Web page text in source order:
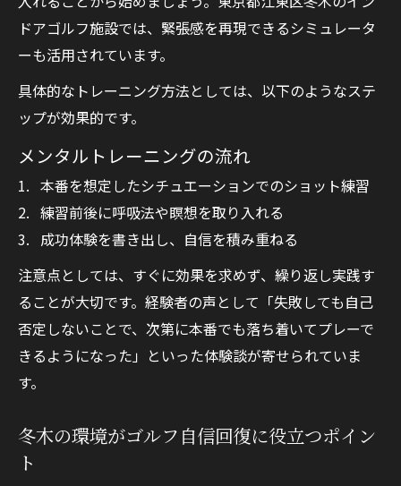
ドアゴルフ施設では、緊張感を再現できるシミュレータ
ーも活用されています。
具体的なトレーニング方法としては、以下のようなステ
ップが効果的です。
メンタルトレーニングの流れ
本番を想定したシチュエーションでのショット練習
練習前後に呼吸法や瞑想を取り入れる
成功体験を書き出し、自信を積み重ねる
注意点としては、すぐに効果を求めず、繰り返し実践す
ることが大切です。経験者の声として「失敗しても自己
否定しないことで、次第に本番でも落ち着いてプレーで
きるようになった」といった体験談が寄せられていま
す。
冬木の環境がゴルフ自信回復に役立つポイン
ト